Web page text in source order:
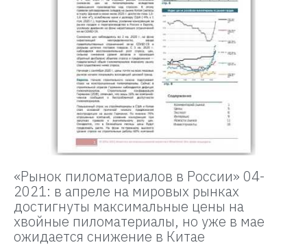
«Рынок пиломатериалов в России» 04-
2021: в апреле на мировых рынках
достигнуты максимальные цены на
хвойные пиломатериалы, но уже в мае
ожидается снижение в Китае